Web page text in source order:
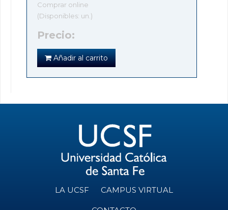
Comprar online
(Disponibles: un.)
Precio:
Añadir al carrito
LA UCSF CAMPUS VIRTUAL